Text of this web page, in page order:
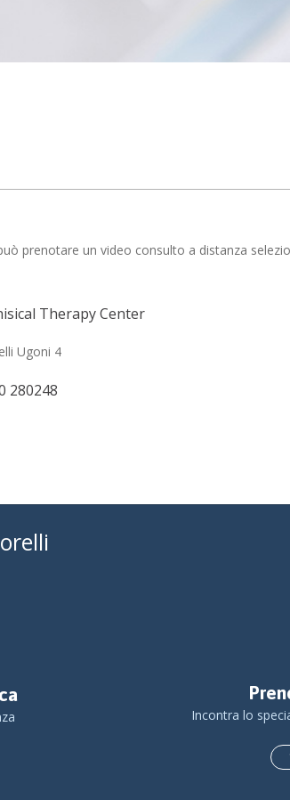
prenotare un video consulto a distanza
Therapy Center
Ugoni 4
280248
Incontra lo